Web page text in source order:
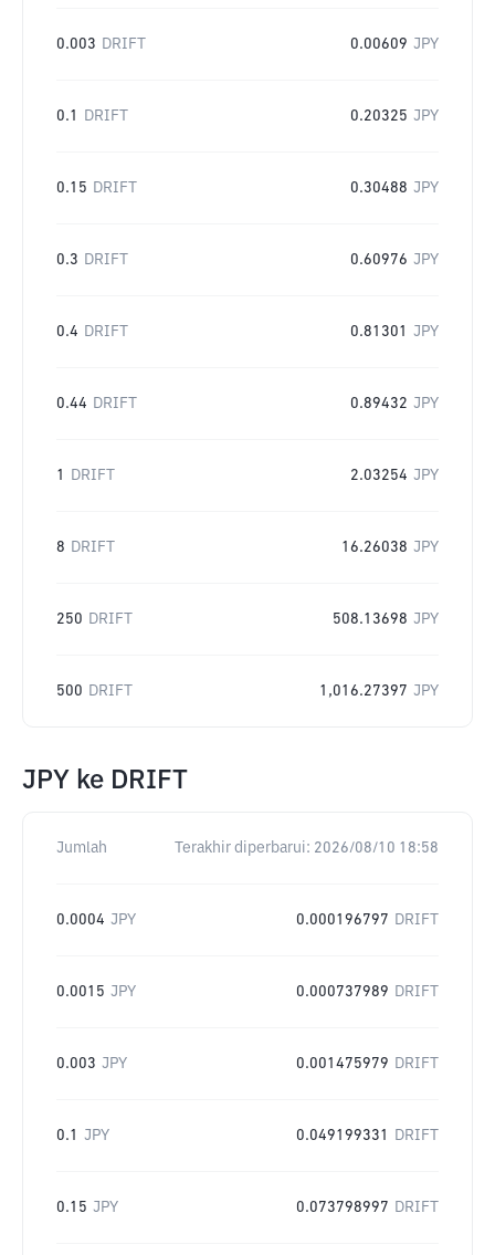
0.003 DRIFT 0.00609 JPY
0.1 DRIFT 0.20325 JPY
0.15 DRIFT 0.30488 JPY
0.3 DRIFT 0.60976 JPY
0.4 DRIFT 0.81301 JPY
0.44 DRIFT 0.89432 JPY
1 DRIFT 2.03254 JPY
8 DRIFT 16.26038 JPY
250 DRIFT 508.13698 JPY
500 DRIFT 1,016.27397 JPY
JPY ke DRIFT
Jumlah Terakhir diperbarui: 2026/08/10 18:58
0.0004 JPY 0.000196797 DRIFT
0.0015 JPY 0.000737989 DRIFT
0.003 JPY 0.001475979 DRIFT
0.1 JPY 0.049199331 DRIFT
0.15 JPY 0.073798997 DRIFT